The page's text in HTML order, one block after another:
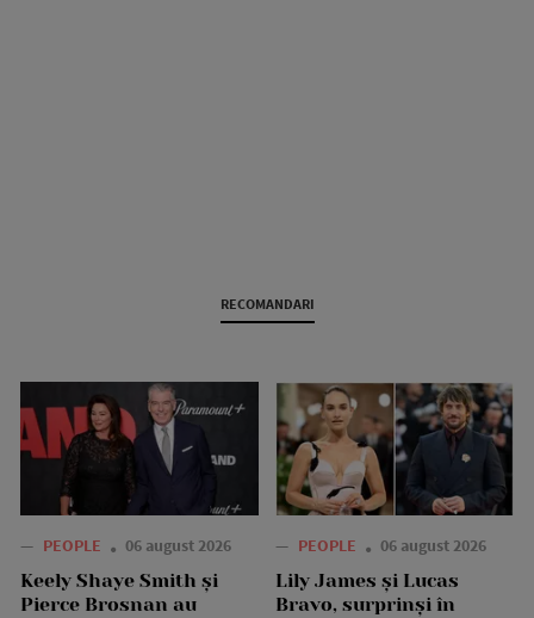
RECOMANDARI
— PEOPLE 06 august 2026
Keely Shaye Smith și
Pierce Brosnan au
— PEOPLE 06 august 2026
Lily James și Lucas
Bravo, surprinși în